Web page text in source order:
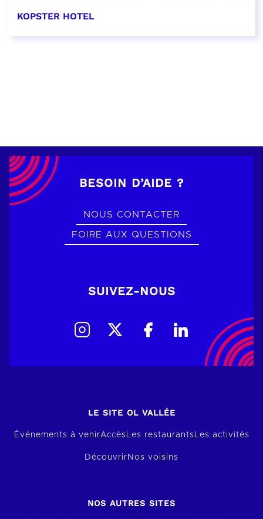
KOPSTER HOTEL
BESOIN D’AIDE ?
NOUS CONTACTER
FOIRE AUX QUESTIONS
SUIVEZ-NOUS
LE SITE OL VALLÉE
Événements à venirAccèsLes restaurantsLes activités
Découvrir Nos voisins
NOS AUTRES SITES